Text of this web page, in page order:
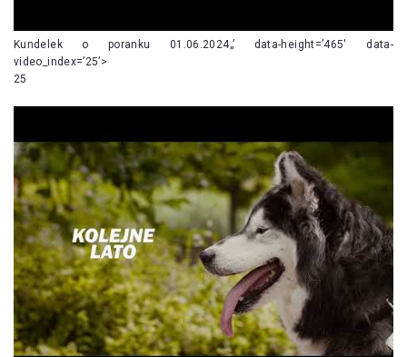
Kundelek o poranku 01.06.2024„’ data-height=’465′ data-
video_index=’25’>
25